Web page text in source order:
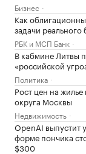
Бизнес
Как
задачи
РБК и МСП Банк
В кабмине Литвы
«российской
Политика
Рост цен на
округа Москвы
Недвижимость
OpenAI выпустит
форме пончика
$300